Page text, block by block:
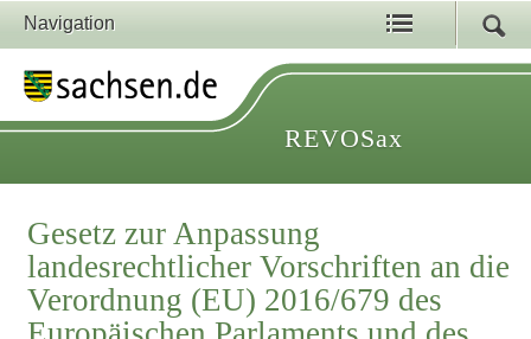
Navigation
REVOSax
Gesetz zur Anpassung
landesrechtlicher Vorschriften an die
Verordnung (EU) 2016/679 des